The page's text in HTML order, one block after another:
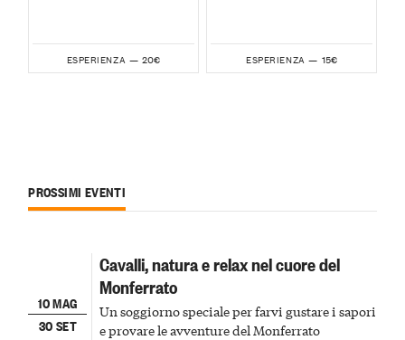
ESPERIENZA — 20€ ESPERIENZA — 15€
PROSSIMI EVENTI
10 MAG
30 SET
Cavalli, natura e relax nel cuore del
Monferrato
Un soggiorno speciale per farvi gustare i sapori
e provare le avventure del Monferrato